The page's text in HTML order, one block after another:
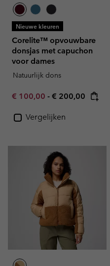
Nieuwe kleuren
Corelite™ opvouwbare
donsjas met capuchon
voor dames
Natuurlijk dons
Minimum sale price:
€ 100,00 - Maximum price:
€ 200,00
Vergelijken